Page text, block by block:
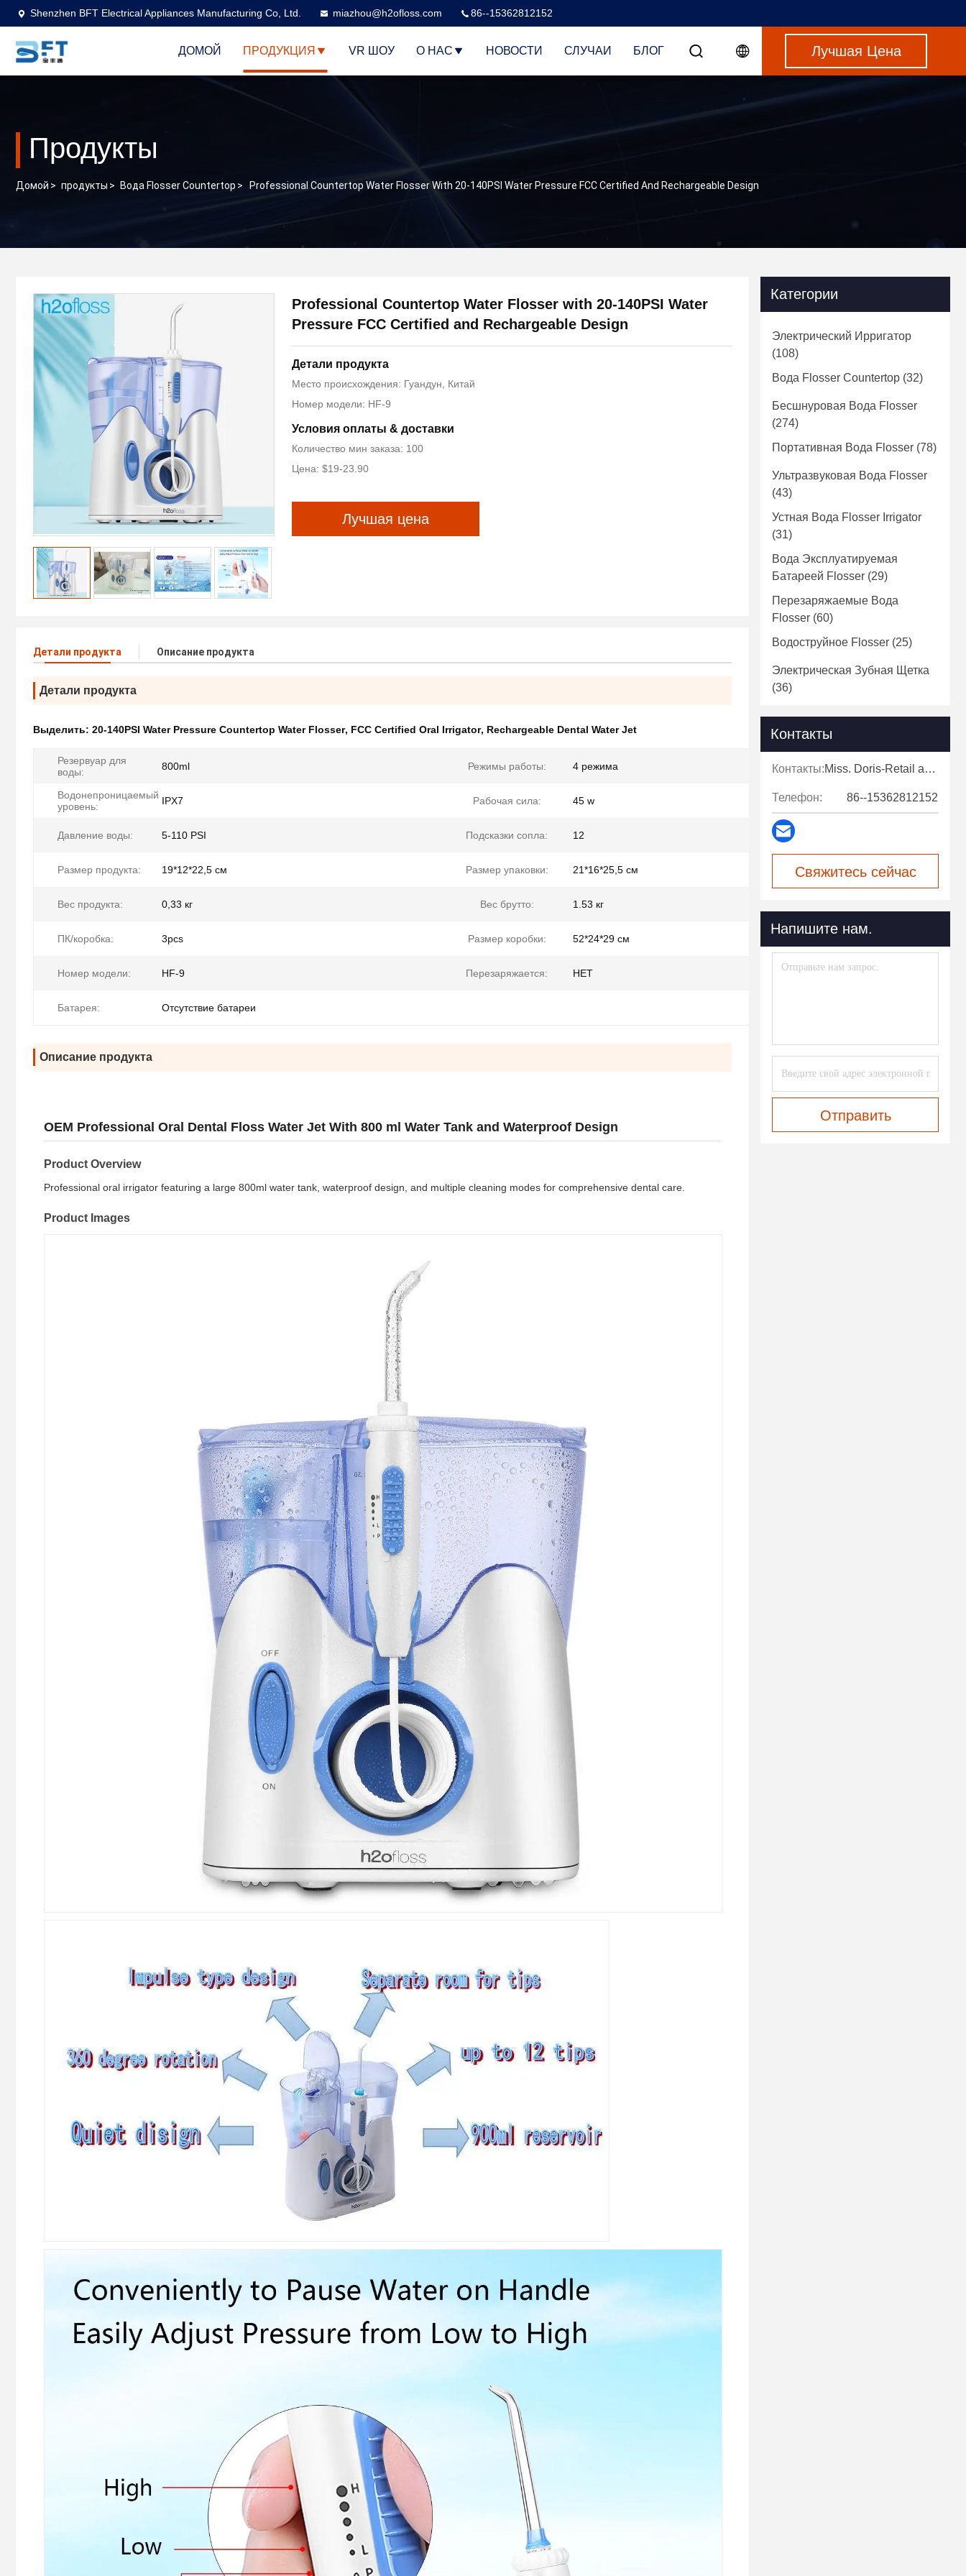
Shenzhen BFT Electrical Appliances Manufacturing Co, Ltd. miazhou@h2ofloss.com 86--15362812152
ДОМОЙ ПРОДУКЦИЯ VR ШОУ О НАС НОВОСТИ СЛУЧАИ БЛОГ Лучшая Цена
Продукты
Домой > продукты > Вода Flosser Countertop > Professional Countertop Water Flosser With 20-140PSI Water Pressure FCC Certified And Rechargeable Design
Professional Countertop Water Flosser with 20-140PSI Water
Pressure FCC Certified and Rechargeable Design
Детали продукта
Место происхождения: Гуандун, Китай
Номер модели: HF-9
Условия оплаты & доставки
Количество мин заказа: 100
Цена: $19-23.90
Лучшая цена
Детали продукта Описание продукта
Детали продукта
Выделить: 20-140PSI Water Pressure Countertop Water Flosser, FCC Certified Oral Irrigator, Rechargeable Dental Water Jet
Резервуар для
воды:
800ml Режимы работы: 4 режима
Водонепроницаемый
уровень:
IPX7 Рабочая сила: 45 w
Давление воды: 5-110 PSI Подсказки сопла: 12
Размер продукта: 19*12*22,5 см Размер упаковки: 21*16*25,5 см
Вес продукта: 0,33 кг Вес брутто: 1.53 кг
ПК/коробка: 3pcs Размер коробки: 52*24*29 см
Номер модели: HF-9 Перезаряжается: НЕТ
Батарея: Отсутствие батареи
Описание продукта
OEM Professional Oral Dental Floss Water Jet With 800 ml Water Tank and Waterproof Design
Product Overview
Professional oral irrigator featuring a large 800ml water tank, waterproof design, and multiple cleaning modes for comprehensive dental care.
Product Images
Категории
Электрический Ирригатор
(108)
Вода Flosser Countertop (32)
Бесшнуровая Вода Flosser
(274)
Портативная Вода Flosser (78)
Ультразвуковая Вода Flosser
(43)
Устная Вода Flosser Irrigator
(31)
Вода Эксплуатируемая
Батареей Flosser (29)
Перезаряжаемые Вода
Flosser (60)
Водоструйное Flosser (25)
Электрическая Зубная Щетка
(36)
Контакты
Контакты: Miss. Doris-Retail and after-sales support
Телефон: 86--15362812152
Свяжитесь сейчас
Напишите нам.
Отправить